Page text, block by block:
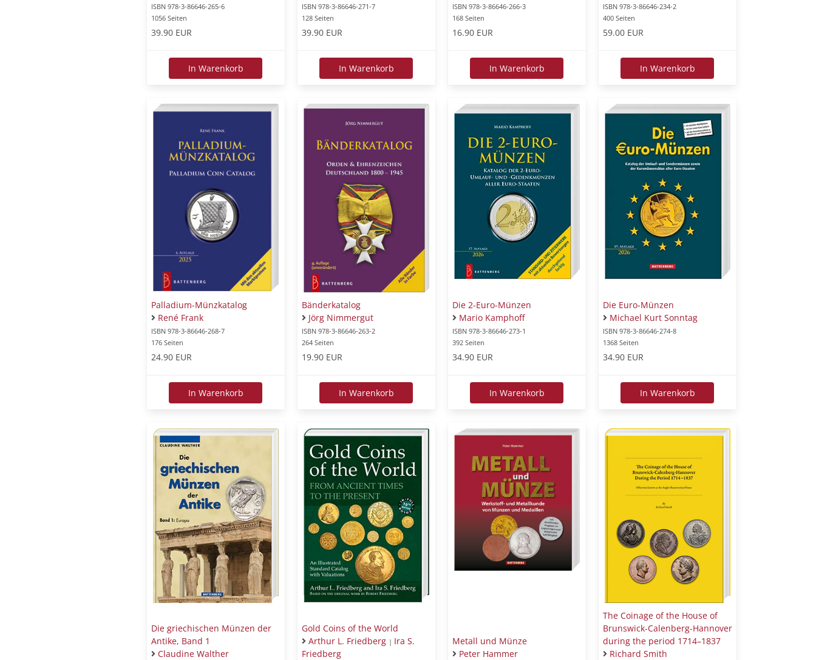
ISBN 978-3-86646-265-6
1056 Seiten
39.90 EUR
In Warenkorb
ISBN 978-3-86646-271-7
128 Seiten
39.90 EUR
In Warenkorb
ISBN 978-3-86646-266-3
168 Seiten
16.90 EUR
In Warenkorb
ISBN 978-3-86646-234-2
400 Seiten
59.00 EUR
In Warenkorb
Palladium-Münzkatalog
René Frank
ISBN 978-3-86646-268-7
176 Seiten
24.90 EUR
In Warenkorb
Bänderkatalog
Jörg Nimmergut
ISBN 978-3-86646-263-2
264 Seiten
19.90 EUR
In Warenkorb
Die 2-Euro-Münzen
Mario Kamphoff
ISBN 978-3-86646-273-1
392 Seiten
34.90 EUR
In Warenkorb
Die Euro-Münzen
Michael Kurt Sonntag
ISBN 978-3-86646-274-8
1368 Seiten
34.90 EUR
In Warenkorb
Die griechischen Münzen der
Antike, Band 1
Claudine Walther
Gold Coins of the World
Arthur L. Friedberg | Ira S.
Friedberg
Metall und Münze
Peter Hammer
The Coinage of the House of
Brunswick-Calenberg-Hannover
during the period 1714–1837
Richard Smith